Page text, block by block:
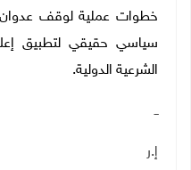
خطوات عملية لوقف عدوان
سياسي حقيقي لتطبيق
الشرعية الدولية.
ــ
إ.ر